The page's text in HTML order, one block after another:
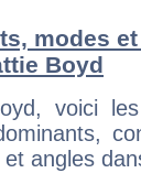
modes
Boyd
voici
et angles